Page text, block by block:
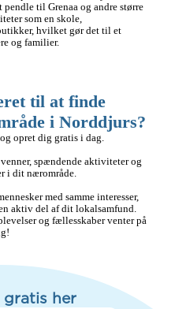
til Grenaa og andre større
som en skole,
hvilket gør det til et
og familier.
til at finde
i Norddjurs?
opret dig gratis i dag.
spændende aktiviteter og
i dit nærområde.
med samme interesser,
aktiv del af dit lokalsamfund.
og fællesskaber venter på
her